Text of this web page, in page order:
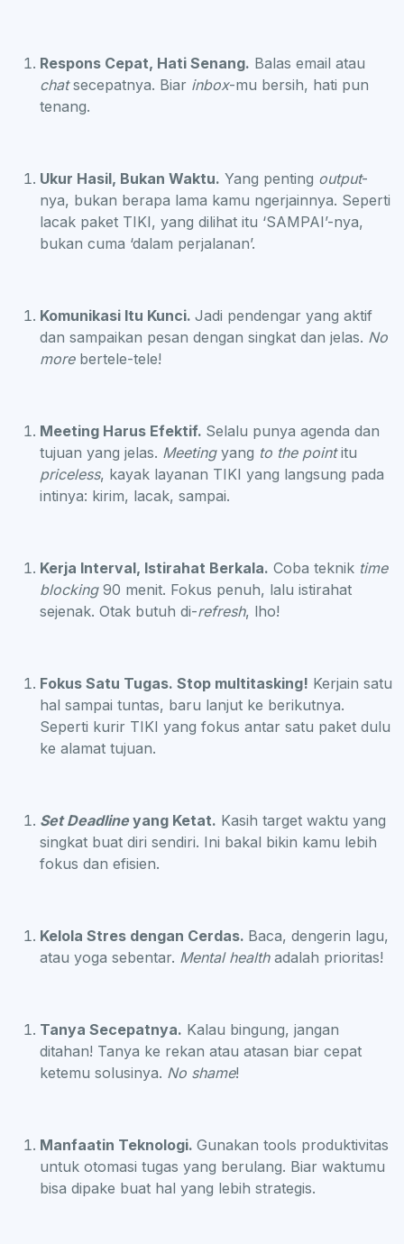
Respons Cepat, Hati Senang. Balas email atau
chatsecepatnya. Biar inbox-mu bersih, hati pun
tenang.
Ukur Hasil, Bukan Waktu. Yang penting output-
nya, bukan berapa lama kamu ngerjainnya. Seperti
lacak paket TIKI, yang dilihat itu ‘SAMPAI’-nya,
bukan cuma ‘dalam perjalanan’.
Komunikasi Itu Kunci. Jadi pendengar yang aktif
dan sampaikan pesan dengan singkat dan jelas. No
morebertele-tele!
Meeting Harus Efektif. Selalu punya agenda dan
tujuan yang jelas. Meetingyang to the pointitu
priceless, kayak layanan TIKI yang langsung pada
intinya: kirim, lacak, sampai.
Kerja Interval, Istirahat Berkala. Coba teknik time
blocking90 menit. Fokus penuh, lalu istirahat
sejenak. Otak butuh di-refresh, lho!
Fokus Satu Tugas. Stop multitasking! Kerjain satu
hal sampai tuntas, baru lanjut ke berikutnya.
Seperti kurir TIKI yang fokus antar satu paket dulu
ke alamat tujuan.
Set Deadlineyang Ketat. Kasih target waktu yang
singkat buat diri sendiri. Ini bakal bikin kamu lebih
fokus dan efisien.
Kelola Stres dengan Cerdas. Baca, dengerin lagu,
atau yoga sebentar. Mental healthadalah prioritas!
Tanya Secepatnya. Kalau bingung, jangan
ditahan! Tanya ke rekan atau atasan biar cepat
ketemu solusinya. No shame!
Manfaatin Teknologi. Gunakan tools produktivitas
untuk otomasi tugas yang berulang. Biar waktumu
bisa dipake buat hal yang lebih strategis.